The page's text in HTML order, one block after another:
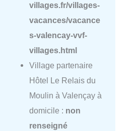
villages.fr/villages-
vacances/vacance
s-valencay-vvf-
villages.html
Village partenaire
Hôtel Le Relais du
Moulin à Valençay à
domicile : non
renseigné